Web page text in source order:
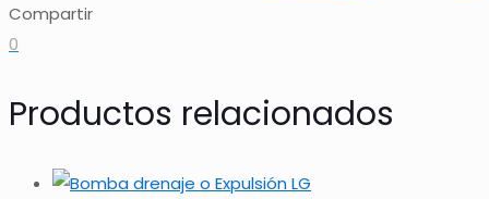
Compartir
0
Productos relacionados